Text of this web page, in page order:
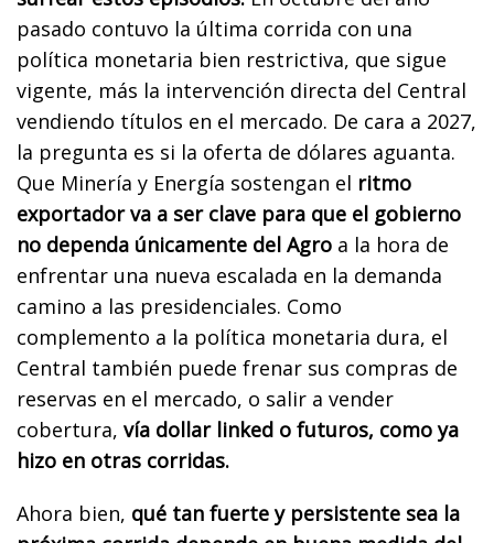
pasado contuvo la última corrida con una
política monetaria bien restrictiva, que sigue
vigente, más la intervención directa del Central
vendiendo títulos en el mercado. De cara a 2027,
la pregunta es si la oferta de dólares aguanta.
Que Minería y Energía sostengan el ritmo
exportador va a ser clave para que el gobierno
no dependa únicamente del Agro a la hora de
enfrentar una nueva escalada en la demanda
camino a las presidenciales. Como
complemento a la política monetaria dura, el
Central también puede frenar sus compras de
reservas en el mercado, o salir a vender
cobertura, vía dollar linked o futuros, como ya
hizo en otras corridas.
Ahora bien, qué tan fuerte y persistente sea la